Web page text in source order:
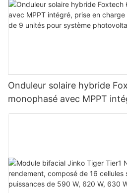
Onduleur solaire hybride
monophasé avec MPPT
du montage en parallèle de